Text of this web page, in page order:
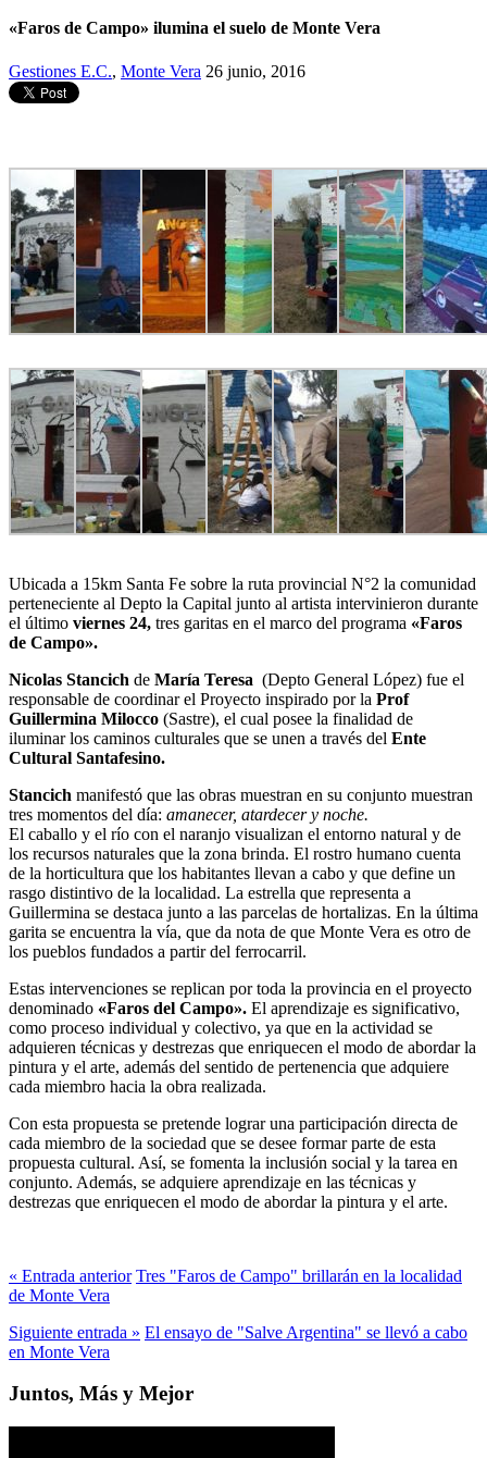
«Faros de Campo» ilumina el suelo de Monte Vera
Gestiones E.C., Monte Vera 26 junio, 2016
Ubicada a 15km Santa Fe sobre la ruta provincial N°2 la comunidad
perteneciente al Depto la Capital junto al artista intervinieron durante
el último viernes 24, tres garitas en el marco del programa «Faros
de Campo».
Nicolas Stancich de María Teresa (Depto General López) fue el
responsable de coordinar el Proyecto inspirado por la Prof
Guillermina Milocco (Sastre), el cual posee la finalidad de
iluminar los caminos culturales que se unen a través del Ente
Cultural Santafesino.
Stancich manifestó que las obras muestran en su conjunto muestran
tres momentos del día: amanecer, atardecer y noche.
El caballo y el río con el naranjo visualizan el entorno natural y de
los recursos naturales que la zona brinda. El rostro humano cuenta
de la horticultura que los habitantes llevan a cabo y que define un
rasgo distintivo de la localidad. La estrella que representa a
Guillermina se destaca junto a las parcelas de hortalizas. En la última
garita se encuentra la vía, que da nota de que Monte Vera es otro de
los pueblos fundados a partir del ferrocarril.
Estas intervenciones se replican por toda la provincia en el proyecto
denominado «Faros del Campo». El aprendizaje es significativo,
como proceso individual y colectivo, ya que en la actividad se
adquieren técnicas y destrezas que enriquecen el modo de abordar la
pintura y el arte, además del sentido de pertenencia que adquiere
cada miembro hacia la obra realizada.
Con esta propuesta se pretende lograr una participación directa de
cada miembro de la sociedad que se desee formar parte de esta
propuesta cultural. Así, se fomenta la inclusión social y la tarea en
conjunto. Además, se adquiere aprendizaje en las técnicas y
destrezas que enriquecen el modo de abordar la pintura y el arte.
« Entrada anterior Tres "Faros de Campo" brillarán en la localidad
de Monte Vera
Siguiente entrada » El ensayo de "Salve Argentina" se llevó a cabo
en Monte Vera
Juntos, Más y Mejor